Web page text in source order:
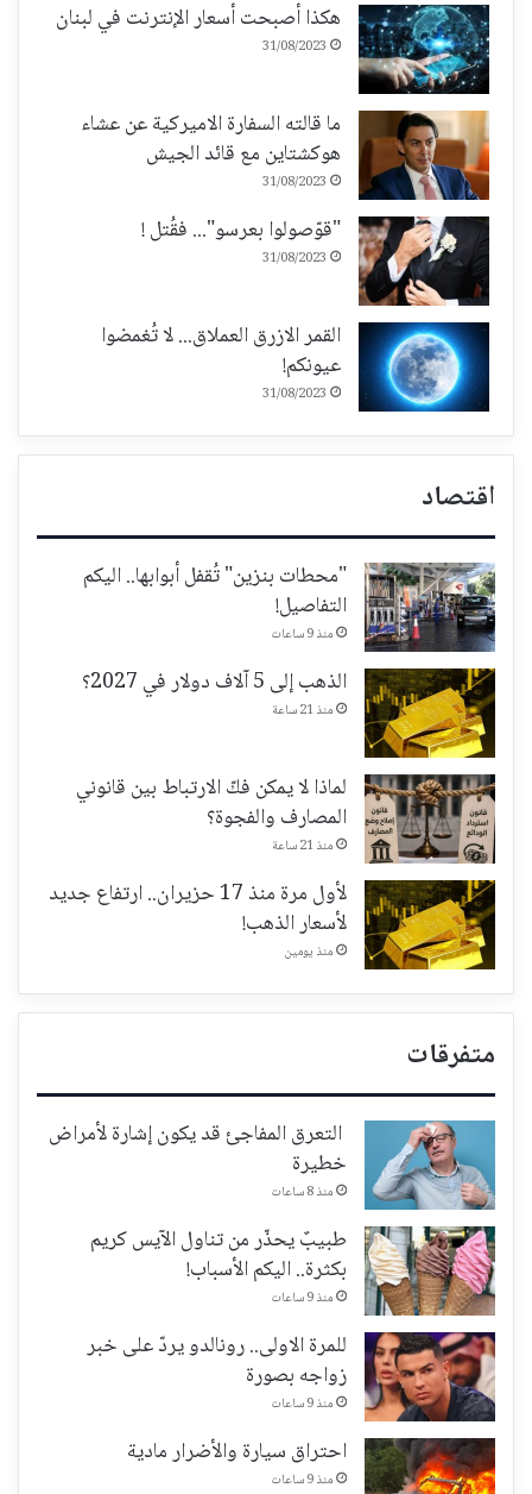
هكذا أصبحت أسعار الإنترنت في لبنان
31/08/2023
ما قالته السفارة الاميركية عن عشاء
هوكشتاين مع قائد الجيش
31/08/2023
"قوّصولوا بعرسو"... فقُتل !
31/08/2023
القمر الازرق العملاق... لا تُغمضوا
عيونكم!
31/08/2023
اقتصاد
"محطات بنزين" تُقفل أبوابها.. اليكم
التفاصيل!
منذ 9 ساعات
الذهب إلى 5 آلاف دولار في 2027؟
منذ 21 ساعة
لماذا لا يمكن فكّ الارتباط بين قانوني
المصارف والفجوة؟
منذ 21 ساعة
لأول مرة منذ 17 حزيران.. ارتفاع جديد
لأسعار الذهب!
منذ يومين
متفرقات
التعرق المفاجئ قد يكون إشارة لأمراض
خطيرة
منذ 8 ساعات
طبيبٌ يحذّر من تناول الآيس كريم
بكثرة.. اليكم الأسباب!
منذ 9 ساعات
للمرة الاولى.. رونالدو يردّ على خبر
زواجه بصورة
منذ 9 ساعات
احتراق سيارة والأضرار مادية
منذ 9 ساعات